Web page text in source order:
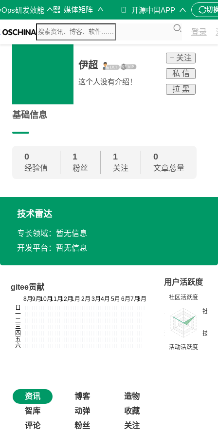
研发效能 媒体矩阵 开源中国APP 切
登录
伊超
这个人没有介绍！
+ 关注
私 信
拉 黑
基础信息
0
经验值
1
粉丝
1
关注
0
文章总量
技术雷达
专长领域：暂无信息
开发平台：暂无信息
gitee贡献
用户活跃度
资讯 博客
造物
智库
动弹
收藏
评论
粉丝 关注